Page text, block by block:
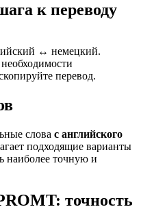
к переводу
↔ немецкий.
перевод.
слова с английского
подходящие варианты
наиболее точную и
точность